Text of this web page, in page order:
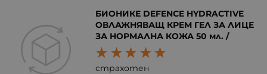
БИОНИКЕ DEFENCE HYDRACTIVE
ОВЛАЖНЯВАЩ КРЕМ ГЕЛ ЗА ЛИЦЕ
ЗА НОРМАЛНА КОЖА 50 мл. /
страхотен